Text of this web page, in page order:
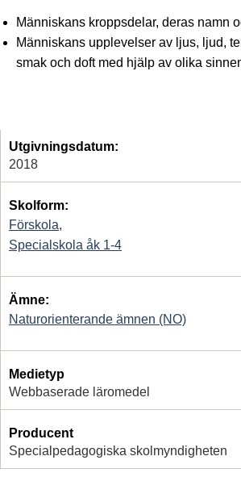
Människans kroppsdelar, deras namn
Människans upplevelser av ljus, ljud,
smak och doft med hjälp av olika
Utgivningsdatum:
2018
Skolform:
Förskola,
Specialskola åk 1-4
Ämne:
Naturorienterande ämnen (NO)
Medietyp
Webbaserade läromedel
Producent
Specialpedagogiska skolmyndigheten